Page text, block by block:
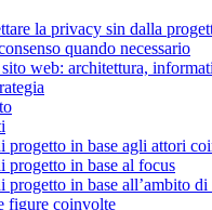
la privacy sin dalla
quando necessario
web: architettura,
progetto in base agli attori
progetto in base al focus
progetto in base all’ambito
figure coinvolte